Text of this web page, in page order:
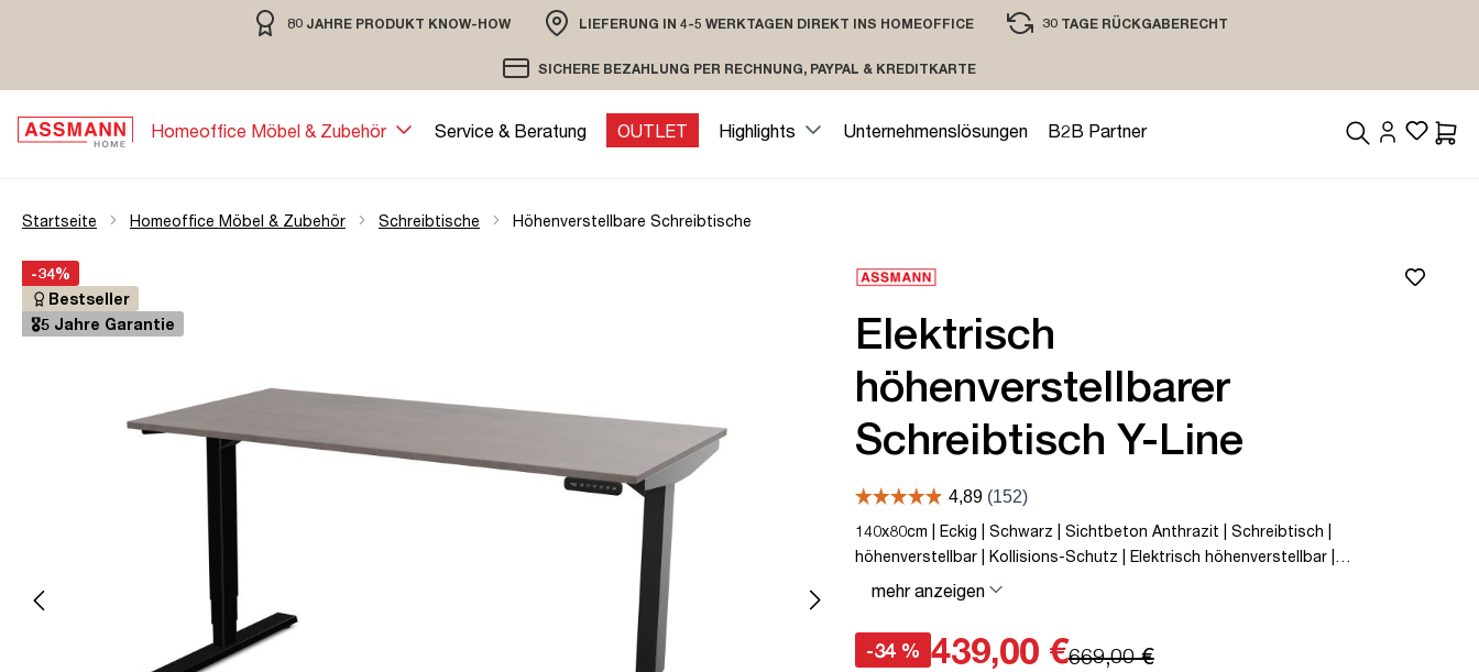
Zur Hauptnavigation springen80 JAHRE PRODUKT KNOW-HOW
80 JAHRE MÖBELBAU MIT TRADITION
LIEFERUNG IN 4-5 WERKTAGEN DIREKT INS HOMEOFFICE
VERSAND PER DHL ODER SPEDITION
30 TAGE RÜCKGABERECHT
SICHERE BEZAHLUNG PER RECHNUNG, PAYPAL & KREDITKARTE
VERSCHLÜSSELTE ÜBERTRAGUNG
Homeoffice Möbel & Zubehör Service & Beratung OUTLET Highlights Unternehmenslösungen
B2B Partner
Startseite Homeoffice Möbel & Zubehör Schreibtische Höhenverstellbare Schreibtische
Bildergalerie überspringen
Öffne Zoom-Modal
-34%
Bestseller
🎖️5 Jahre Garantie
Elektrisch
höhenverstellbarer
Schreibtisch Y-Line
140x80cm | Eckig | Schwarz | Sichtbeton Anthrazit | Schreibtisch |
höhenverstellbar | Kollisions-Schutz | Elektrisch höhenverstellbar |
Kindersicherung | Metall | Holz | Melaminoberfläche | Grau | 5 Jahre
Herstellergarantie | unmontiert | TÜV© mobiles Arbeiten | bis zu 80 kg | Y-Line |
Steckertyp C
mehr anzeigen
-34 % 439,00 €669,00 €